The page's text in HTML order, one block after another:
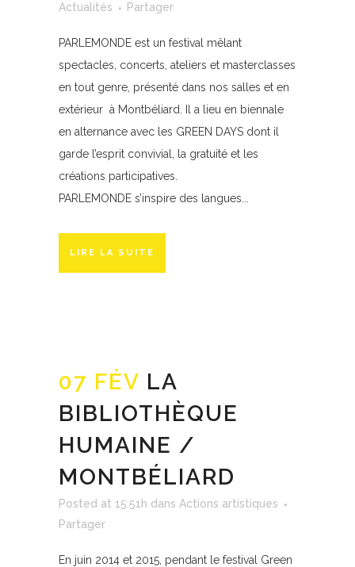
Actualités
Partager
PARLEMONDE est un festival mêlant
spectacles, concerts, ateliers et masterclasses
en tout genre, présenté dans nos salles et en
extérieur à Montbéliard. Il a lieu en biennale
en alternance avec les GREEN DAYS dont il
garde l’esprit convivial, la gratuité et les
créations participatives.
PARLEMONDE s’inspire des langues...
LIRE LA SUITE
07 FÉV LA
BIBLIOTHÈQUE
HUMAINE /
MONTBÉLIARD
Posted at 15:51h dans Actions artistiques
Partager
En juin 2014 et 2015, pendant le festival Green